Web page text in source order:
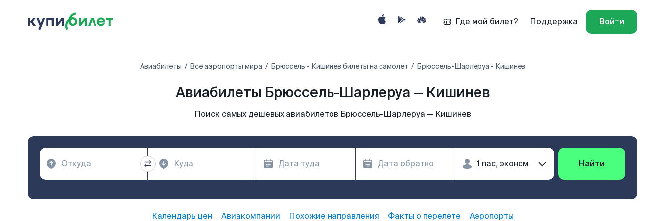
Где мой билет? Поддержка Войти
Авиабилеты Все аэропорты мира Брюссель - Кишинев билеты на самолет Брюссель-Шарлеруа - Кишинев
Авиабилеты Брюссель-Шарлеруа — Кишинев
Поиск самых дешевых авиабилетов Брюссель-Шарлеруа — Кишинев
Найти
Календарь цен Авиакомпании Похожие направления Факты о перелёте Аэропорты